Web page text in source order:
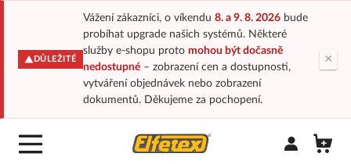
DŮLEŽITÉ
Vážení zákazníci, o víkendu 8. a 9. 8. 2026bude
probíhat upgrade našich systémů. Některé
služby e-shopu proto mohou být dočasně
nedostupné– zobrazení cen a dostupnosti,
vytváření objednávek nebo zobrazení
dokumentů. Děkujeme za pochopení.
×
Přihlásit/